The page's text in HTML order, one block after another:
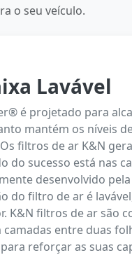
o seu veículo.
Lavável
é projetado para
mantém os níveis
filtros de ar K&N
do sucesso está nas
desenvolvido
do filtro de ar é
K&N filtros de ar são
entre duas
reforçar as suas